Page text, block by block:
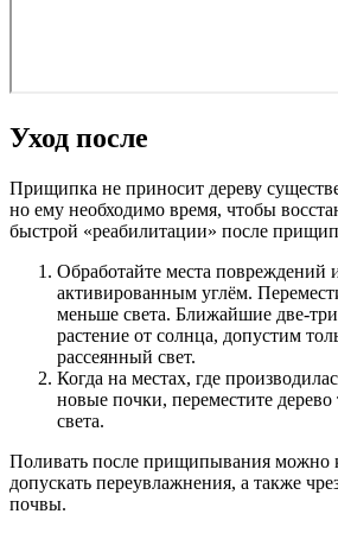
Уход после
Прищипка не приносит дереву
но ему необходимо время, чтобы
быстрой «реабилитации» после
Обработайте места повреждений
активированным углём.
меньше света. Ближайшие две-
растение от солнца, допустим
рассеянный свет.
Когда на местах, где
новые почки, переместите дерево
света.
Поливать после прищипывания можно
допускать переувлажнения, а также
почвы.